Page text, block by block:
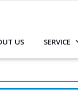
US SERVICE